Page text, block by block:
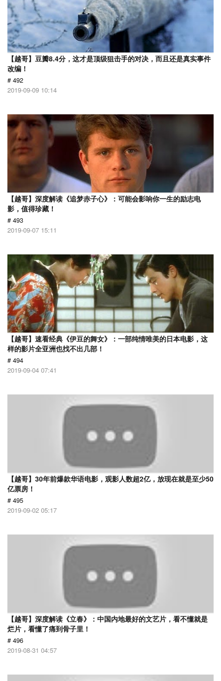
【越哥】豆瓣8.4分，这才是顶级狙击手的对决，而且还是真实事件
改编！
# 492
2019-09-09 10:14
【越哥】深度解读《追梦赤子心》：可能会影响你一生的励志电
影，值得珍藏！
# 493
2019-09-07 15:11
【越哥】速看经典《伊豆的舞女》：一部纯情唯美的日本电影，这
样的影片全亚洲也找不出几部！
# 494
2019-09-04 07:41
【越哥】30年前爆款华语电影，观影人数超2亿，放现在就是至少50
亿票房！
# 495
2019-09-02 05:17
【越哥】深度解读《立春》：中国内地最好的文艺片，看不懂就是
烂片，看懂了痛到骨子里！
# 496
2019-08-31 04:57